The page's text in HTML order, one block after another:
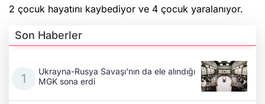
2 çocuk hayatını kaybediyor ve 4 çocuk yaralanıyor.
Son Haberler
Ukrayna-Rusya Savaşı'nın da ele alındığı
MGK sona erdi